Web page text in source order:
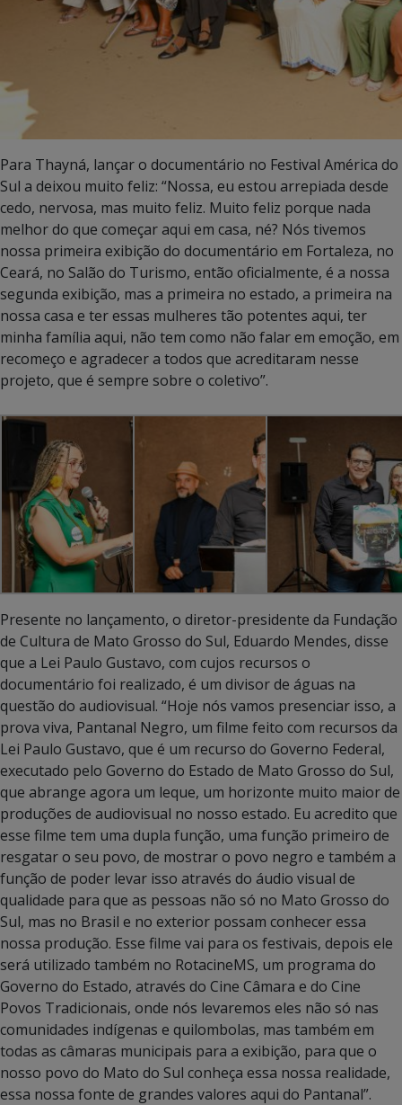
Para Thayná, lançar o documentário no Festival América do
Sul a deixou muito feliz: “Nossa, eu estou arrepiada desde
cedo, nervosa, mas muito feliz. Muito feliz porque nada
melhor do que começar aqui em casa, né? Nós tivemos
nossa primeira exibição do documentário em Fortaleza, no
Ceará, no Salão do Turismo, então oficialmente, é a nossa
segunda exibição, mas a primeira no estado, a primeira na
nossa casa e ter essas mulheres tão potentes aqui, ter
minha família aqui, não tem como não falar em emoção, em
recomeço e agradecer a todos que acreditaram nesse
projeto, que é sempre sobre o coletivo”.
Presente no lançamento, o diretor-presidente da Fundação
de Cultura de Mato Grosso do Sul, Eduardo Mendes, disse
que a Lei Paulo Gustavo, com cujos recursos o
documentário foi realizado, é um divisor de águas na
questão do audiovisual. “Hoje nós vamos presenciar isso, a
prova viva, Pantanal Negro, um filme feito com recursos da
Lei Paulo Gustavo, que é um recurso do Governo Federal,
executado pelo Governo do Estado de Mato Grosso do Sul,
que abrange agora um leque, um horizonte muito maior de
produções de audiovisual no nosso estado. Eu acredito que
esse filme tem uma dupla função, uma função primeiro de
resgatar o seu povo, de mostrar o povo negro e também a
função de poder levar isso através do áudio visual de
qualidade para que as pessoas não só no Mato Grosso do
Sul, mas no Brasil e no exterior possam conhecer essa
nossa produção. Esse filme vai para os festivais, depois ele
será utilizado também no RotacineMS, um programa do
Governo do Estado, através do Cine Câmara e do Cine
Povos Tradicionais, onde nós levaremos eles não só nas
comunidades indígenas e quilombolas, mas também em
todas as câmaras municipais para a exibição, para que o
nosso povo do Mato do Sul conheça essa nossa realidade,
essa nossa fonte de grandes valores aqui do Pantanal”.